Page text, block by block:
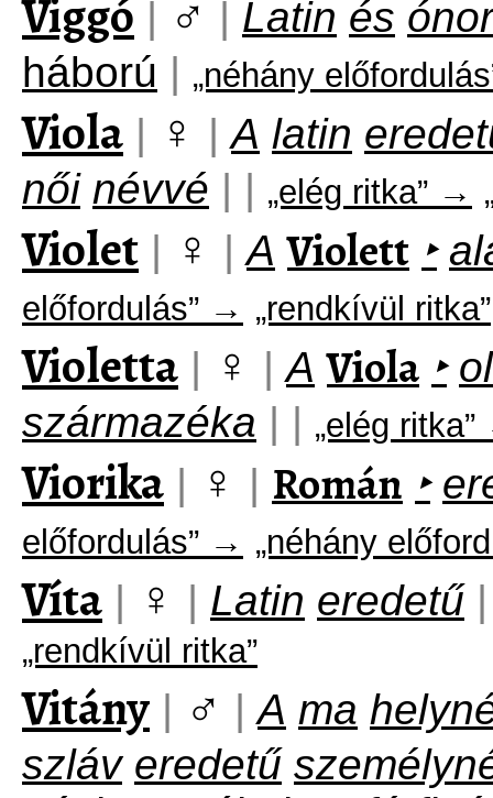
Viggó | ♂ | Latin és
háború | „néhány
Viola | ♀ | A latin
női névvé | | „elég ritka” →
Violet | ♀ | A Violett ‣
előfordulás” → „rendkívül ritka”
Violetta | ♀ | A Viola ‣
származéka | | „elég
Viorika | ♀ | Román ‣
előfordulás” → „néhány
Víta | ♀ | Latin eredetű |
„rendkívül ritka”
Vitány | ♂ | A ma
szláv eredetű